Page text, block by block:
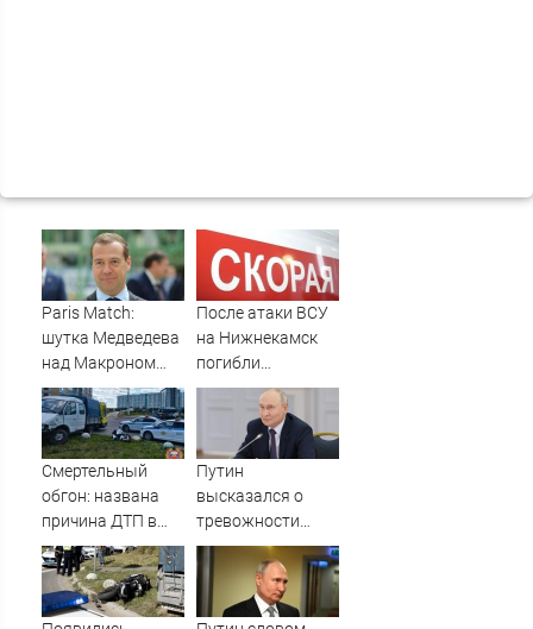
Paris Match:
шутка Медведева
над Макроном
вызвала
возмущение во
Франции
После атаки ВСУ
на Нижнекамск
погибли
граждане
Таджикистана и
Узбекистана -
Новости на
Смертельный
обгон: названа
причина ДТП в
Твери, в котором
погиб
мотоциклист
Путин
высказался о
тревожности
беременных
женщин